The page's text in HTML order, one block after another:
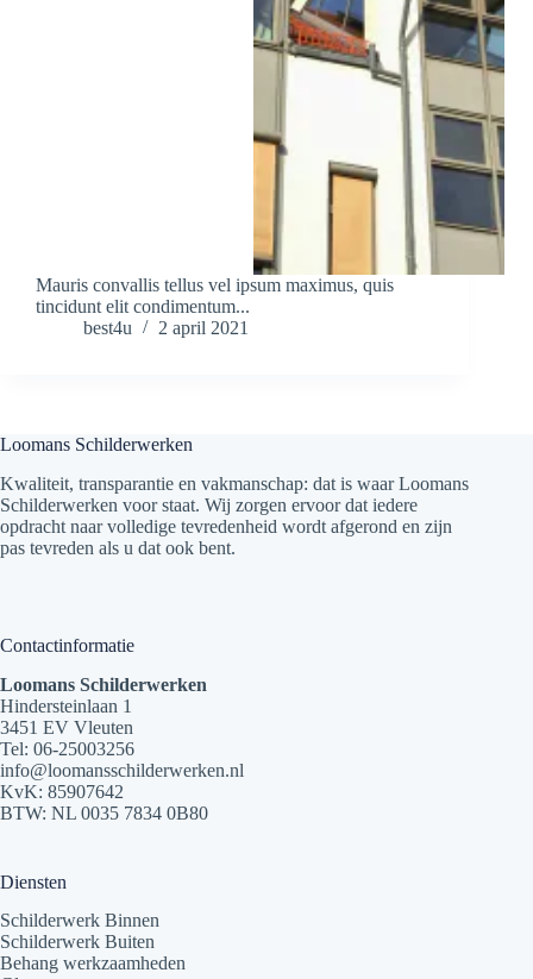
Mauris convallis tellus vel ipsum maximus, quis
tincidunt elit condimentum...
best4u
2 april 2021
Loomans Schilderwerken
Kwaliteit, transparantie en vakmanschap: dat is waar Loomans
Schilderwerken voor staat. Wij zorgen ervoor dat iedere
opdracht naar volledige tevredenheid wordt afgerond en zijn
pas tevreden als u dat ook bent.
Contactinformatie
Loomans Schilderwerken
Hindersteinlaan 1
3451 EV Vleuten
Tel: 06-25003256
info@loomansschilderwerken.nl
KvK: 85907642
BTW: NL 0035 7834 0B80
Diensten
Schilderwerk Binnen
Schilderwerk Buiten
Behang werkzaamheden